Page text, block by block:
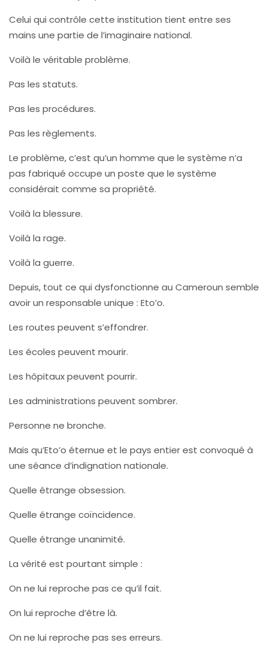
Celui qui contrôle cette institution tient entre ses
mains une partie de l’imaginaire national.
Voilà le véritable problème.
Pas les statuts.
Pas les procédures.
Pas les règlements.
Le problème, c’est qu’un homme que le système n’a
pas fabriqué occupe un poste que le système
considérait comme sa propriété.
Voilà la blessure.
Voilà la rage.
Voilà la guerre.
Depuis, tout ce qui dysfonctionne au Cameroun semble
avoir un responsable unique : Eto’o.
Les routes peuvent s’effondrer.
Les écoles peuvent mourir.
Les hôpitaux peuvent pourrir.
Les administrations peuvent sombrer.
Personne ne bronche.
Mais qu’Eto’o éternue et le pays entier est convoqué à
une séance d’indignation nationale.
Quelle étrange obsession.
Quelle étrange coïncidence.
Quelle étrange unanimité.
La vérité est pourtant simple :
On ne lui reproche pas ce qu’il fait.
On lui reproche d’être là.
On ne lui reproche pas ses erreurs.